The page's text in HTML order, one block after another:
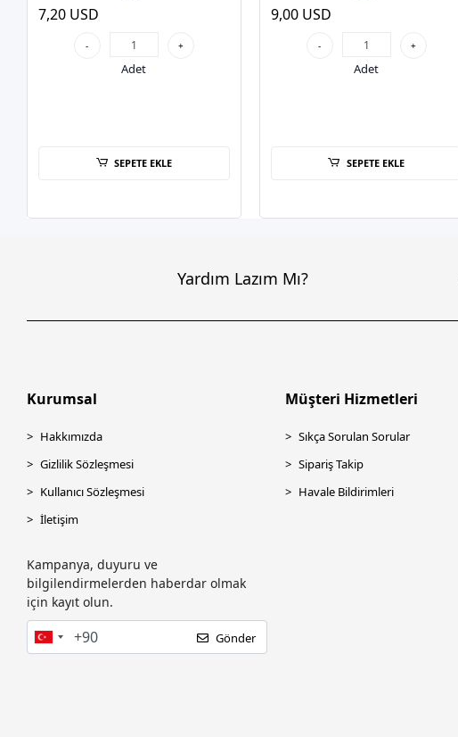
7,20 USD
- +
Adet
SEPETE EKLE
9,00 USD
- +
Adet
SEPETE EKLE
Yardım Lazım Mı?
Kurumsal
Hakkımızda
Gizlilik Sözleşmesi
Kullanıcı Sözleşmesi
İletişim
Kampanya, duyuru ve
bilgilendirmelerden haberdar olmak
için kayıt olun.
Gönder
Müşteri Hizmetleri
Sıkça Sorulan Sorular
Sipariş Takip
Havale Bildirimleri